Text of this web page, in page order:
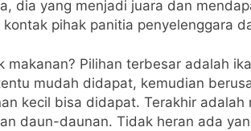
dia yang menjadi juara dan
pihak panitia penyelenggara
Pilihan terbesar adalah
mudah didapat, kemudian
kecil bisa didapat. Terakhir adalah
daun-daunan. Tidak heran ada